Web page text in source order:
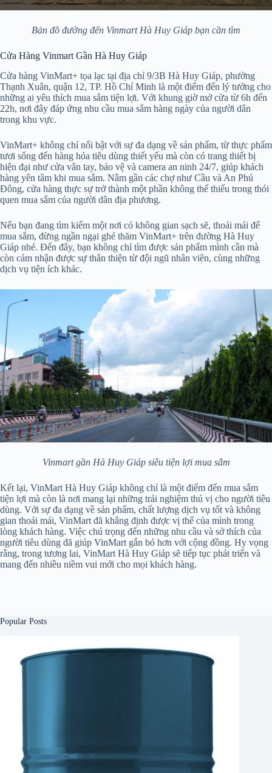
Bản đồ đường đến Vinmart Hà Huy Giáp bạn cần tìm
Cửa Hàng Vinmart Gần Hà Huy Giáp
Cửa hàng VinMart+ tọa lạc tại địa chỉ 9/3B Hà Huy Giáp, phường
Thạnh Xuân, quận 12, TP. Hồ Chí Minh là một điểm đến lý tưởng cho
những ai yêu thích mua sắm tiện lợi. Với khung giờ mở cửa từ 6h đến
22h, nơi đây đáp ứng nhu cầu mua sắm hàng ngày của người dân
trong khu vực.
VinMart+ không chỉ nổi bật với sự đa dạng về sản phẩm, từ thực phẩm
tươi sống đến hàng hóa tiêu dùng thiết yếu mà còn có trang thiết bị
hiện đại như cửa vân tay, bảo vệ và camera an ninh 24/7, giúp khách
hàng yên tâm khi mua sắm. Nằm gần các chợ như Cầu và An Phú
Đông, cửa hàng thực sự trở thành một phần không thể thiếu trong thói
quen mua sắm của người dân địa phương.
Nếu bạn đang tìm kiếm một nơi có không gian sạch sẽ, thoải mái để
mua sắm, đừng ngần ngại ghé thăm VinMart+ trên đường Hà Huy
Giáp nhé. Đến đây, bạn không chỉ tìm được sản phẩm mình cần mà
còn cảm nhận được sự thân thiện từ đội ngũ nhân viên, cùng những
dịch vụ tiện ích khác.
Vinmart gần Hà Huy Giáp siêu tiện lợi mua sắm
Kết lại, VinMart Hà Huy Giáp không chỉ là một điểm đến mua sắm
tiện lợi mà còn là nơi mang lại những trải nghiệm thú vị cho người tiêu
dùng. Với sự đa dạng về sản phẩm, chất lượng dịch vụ tốt và không
gian thoải mái, VinMart đã khẳng định được vị thế của mình trong
lòng khách hàng. Việc chú trọng đến những nhu cầu và sở thích của
người tiêu dùng đã giúp VinMart gắn bó hơn với cộng đồng. Hy vọng
rằng, trong tương lai, VinMart Hà Huy Giáp sẽ tiếp tục phát triển và
mang đến nhiều niềm vui mới cho mọi khách hàng.
Popular Posts